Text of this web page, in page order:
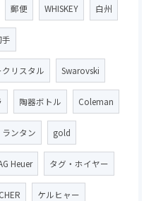
郵便 WHISKEY 白州
リスタル Swarovski
陶器ボトル Coleman
ランタン gold
Heuer タグ・ホイヤー
ケルヒャー